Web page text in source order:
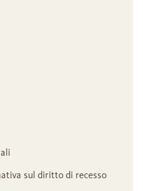
sul diritto di recesso